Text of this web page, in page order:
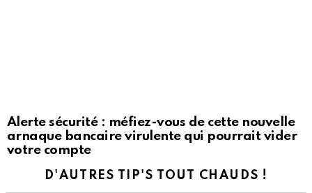
Alerte sécurité : méfiez-vous de cette nouvelle
arnaque bancaire virulente qui pourrait vider
votre compte
D'AUTRES TIP'S TOUT CHAUDS !